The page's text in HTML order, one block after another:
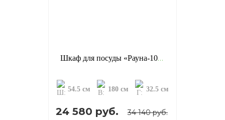
Шкаф для посуды «Рауна-10», цвет: белый воск (УКВ) (сосна)
54.5 см 180 см 32.5 см
24 580 руб. 34 140 руб.